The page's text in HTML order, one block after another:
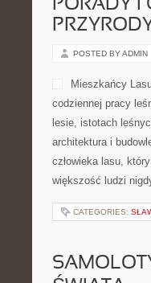
PORADY I
POSTED BY ADMIN
Mieszkańcy
codziennej pracy
lesie, istotach
architektura i
człowieka lasu,
większość ludzi
CATEGORIES: